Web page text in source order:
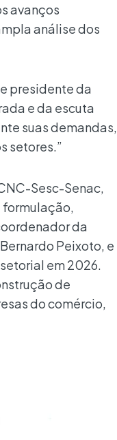
avanços
análise dos
presidente da
e da escuta
suas demandas,
setores.”
Sesc-Senac,
da
Peixoto, e
em 2026.
de
do comércio,